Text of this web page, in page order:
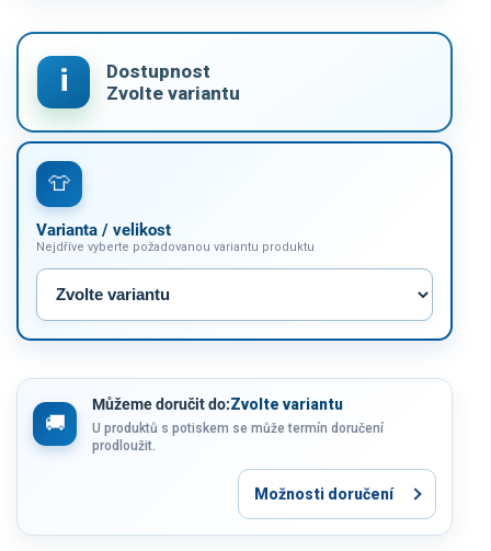
Varianta / velikost
Nejdříve vyberte požadovanou variantu produktu
Můžeme doručit do:Zvolte variantu
U produktů s potiskem se může termín doručení
prodloužit.
Možnosti doručení